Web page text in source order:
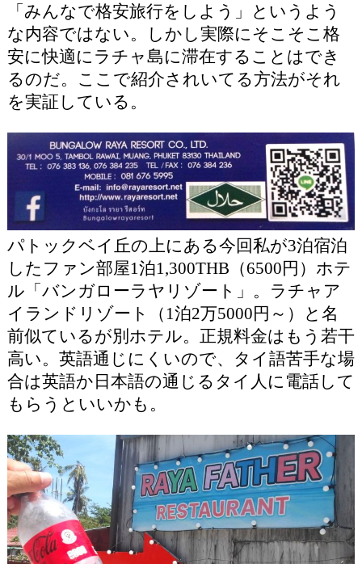
「みんなで格安旅行をしよう」というよう
な内容ではない。しかし実際にそこそこ格
安に快適にラチャ島に滞在することはでき
るのだ。ここで紹介されいてる方法がそれ
を実証している。
パトックベイ丘の上にある今回私が3泊宿泊
したファン部屋1泊1,300THB（6500円）ホテ
ル「バンガローラヤリゾート」。ラチャア
イランドリゾート（1泊2万5000円～）と名
前似ているが別ホテル。正規料金はもう若干
高い。英語通じにくいので、タイ語苦手な場
合は英語か日本語の通じるタイ人に電話して
もらうといいかも。